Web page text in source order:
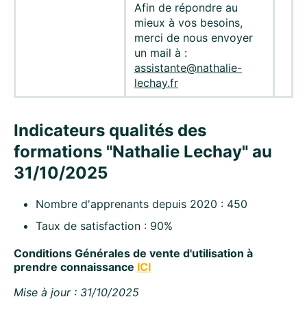
Afin de répondre au
mieux à vos besoins,
merci de nous envoyer
un mail à :
assistante@nathalie-
lechay.fr
Indicateurs qualités des
formations "Nathalie Lechay" au
31/10/2025
Nombre d'apprenants depuis 2020 : 450
Taux de satisfaction : 90%
Conditions Générales de vente d'utilisation à
prendre connaissance ICI
Mise à jour : 31/10/2025